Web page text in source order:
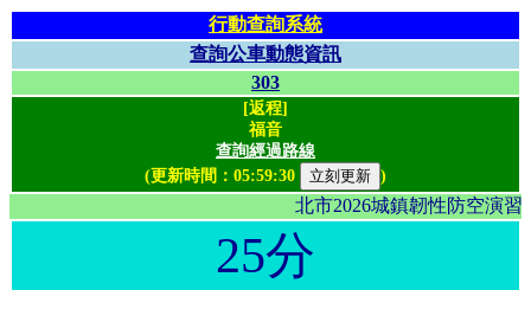
行動查詢系統
查詢公車動態資訊
303
[返程]
福音
查詢經過路線
(更新時間： 05:59:30 )
北市2026城鎮韌性防空
25分